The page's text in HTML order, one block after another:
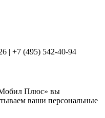
+7 (495) 542-40-94
Плюс» вы
ваши персональные